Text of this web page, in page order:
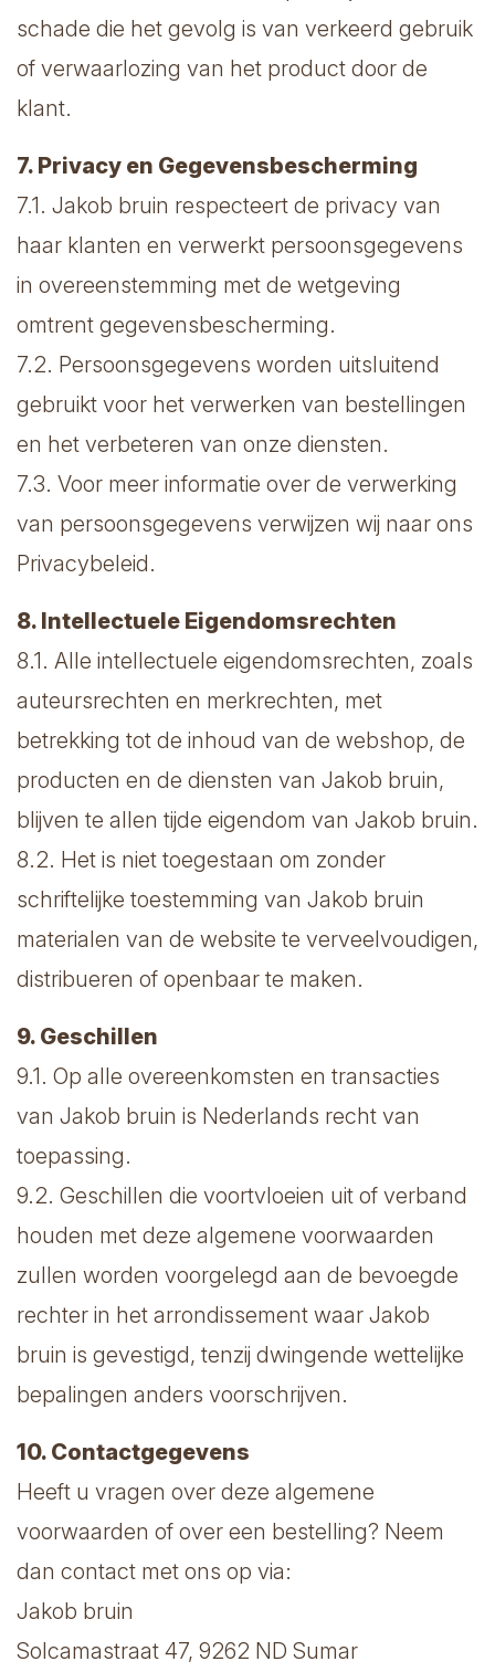
schade die het gevolg is van verkeerd gebruik
of verwaarlozing van het product door de
klant.
7. Privacy en Gegevensbescherming
7.1. Jakob bruin respecteert de privacy van
haar klanten en verwerkt persoonsgegevens
in overeenstemming met de wetgeving
omtrent gegevensbescherming.
7.2. Persoonsgegevens worden uitsluitend
gebruikt voor het verwerken van bestellingen
en het verbeteren van onze diensten.
7.3. Voor meer informatie over de verwerking
van persoonsgegevens verwijzen wij naar ons
Privacybeleid.
8. Intellectuele Eigendomsrechten
8.1. Alle intellectuele eigendomsrechten, zoals
auteursrechten en merkrechten, met
betrekking tot de inhoud van de webshop, de
producten en de diensten van Jakob bruin,
blijven te allen tijde eigendom van Jakob bruin.
8.2. Het is niet toegestaan om zonder
schriftelijke toestemming van Jakob bruin
materialen van de website te verveelvoudigen,
distribueren of openbaar te maken.
9. Geschillen
9.1. Op alle overeenkomsten en transacties
van Jakob bruin is Nederlands recht van
toepassing.
9.2. Geschillen die voortvloeien uit of verband
houden met deze algemene voorwaarden
zullen worden voorgelegd aan de bevoegde
rechter in het arrondissement waar Jakob
bruin is gevestigd, tenzij dwingende wettelijke
bepalingen anders voorschrijven.
10. Contactgegevens
Heeft u vragen over deze algemene
voorwaarden of over een bestelling? Neem
dan contact met ons op via:
Jakob bruin
Solcamastraat 47, 9262 ND Sumar